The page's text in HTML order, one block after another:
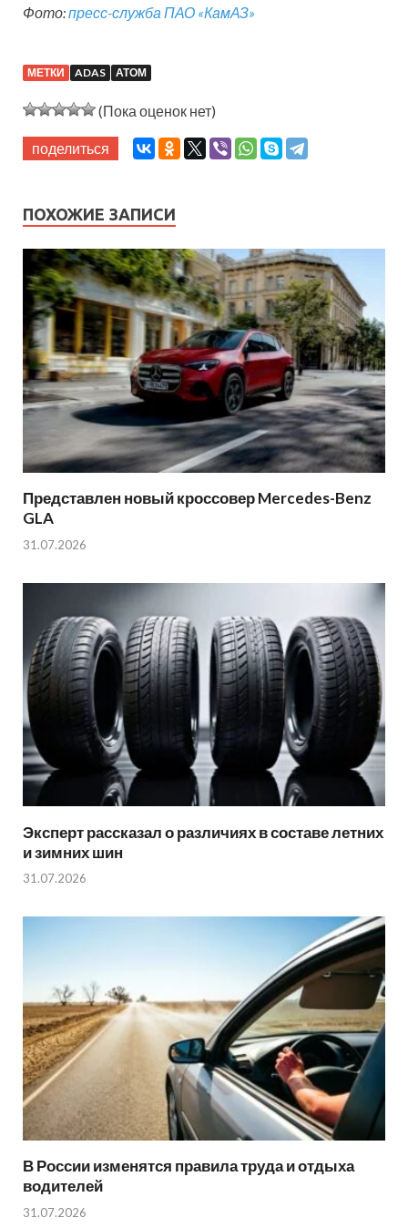
Фото:пресс-служба ПАО «КамАЗ»
МЕТКИ ADAS АТОМ
(Пока оценок нет)
поделиться
ПОХОЖИЕ ЗАПИСИ
Представлен новый кроссовер Mercedes-Benz
GLA
31.07.2026
Эксперт рассказал о различиях в составе летних
и зимних шин
31.07.2026
В России изменятся правила труда и отдыха
водителей
31.07.2026